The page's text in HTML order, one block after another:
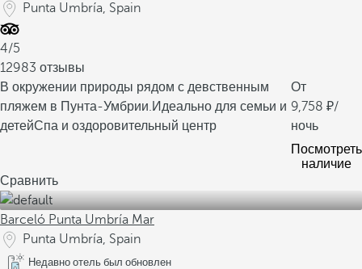
Punta Umbría, Spain
4/5
12983 отзывы
В окружении природы рядом с девственным
пляжем в Пунта-Умбрии.Идеально для семьи и
детейСпа и оздоровительный центр
От
9,758
/
ночь
Посмотреть
наличие
Сравнить
Barceló Punta Umbría Mar
Punta Umbría, Spain
Недавно отель был обновлен